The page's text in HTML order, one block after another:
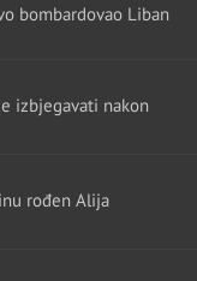
bombardovao Liban
izbjegavati nakon
rođen Alija